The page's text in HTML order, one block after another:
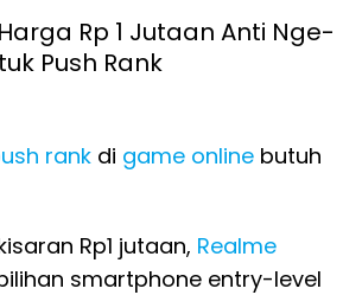
rank di game online butuh
Rp1 jutaan, Realme
smartphone entry-level